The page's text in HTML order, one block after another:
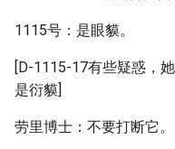
1115号：是眼貘。
[D-1115-17有些疑惑，
是衍貘]
劳里博士：不要打断它。